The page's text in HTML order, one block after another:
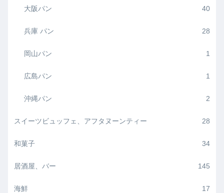
大阪パン 40
兵庫 パン 28
岡山パン 1
広島パン 1
沖縄パン 2
スイーツビュッフェ、アフタヌーンティー 28
和菓子 34
居酒屋、バー 145
海鮮 17